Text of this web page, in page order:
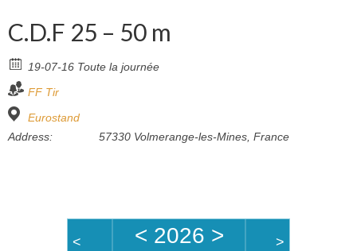
Sécurité
Challenges TS 16
Bénévoles
C.D.F 25 – 50 m
19-07-16 Toute la journée
FF Tir
Eurostand
Address:
57330 Volmerange-les-Mines, France
< < 2026 > >